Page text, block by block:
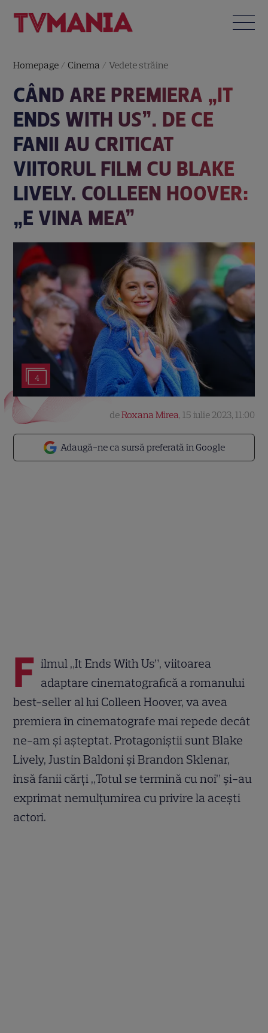
Homepage / Cinema /Vedete străine
CÂND ARE PREMIERA „IT
ENDS WITH US”. DE CE
FANII AU CRITICAT
VIITORUL FILM CU BLAKE
LIVELY. COLLEEN HOOVER:
„E VINA MEA”
4
Adaugă-ne ca sursă preferată în Google
deRoxana Mirea, 15 iulie 2023, 11:00
F ilmul „It Ends With Us”, viitoarea
adaptare cinematografică a romanului
best-seller al lui Colleen Hoover, va avea
premiera în cinematografe mai repede decât
ne-am și așteptat. Protagoniștii sunt Blake
Lively, Justin Baldoni și Brandon Sklenar,
însă fanii cărți „Totul se termină cu noi” și-au
exprimat nemulțumirea cu privire la acești
actori.